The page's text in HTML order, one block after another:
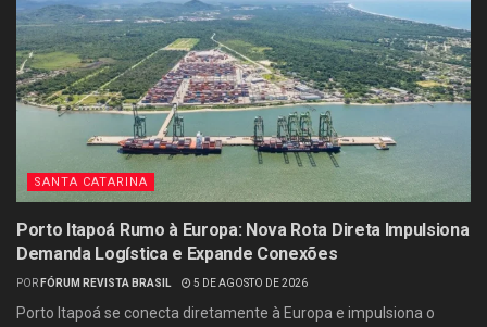
SANTA CATARINA
Porto Itapoá Rumo à Europa: Nova Rota Direta Impulsiona
Demanda Logística e Expande Conexões
POR FÓRUM REVISTA BRASIL 5 DE AGOSTO DE 2026
Porto Itapoá se conecta diretamente à Europa e impulsiona o